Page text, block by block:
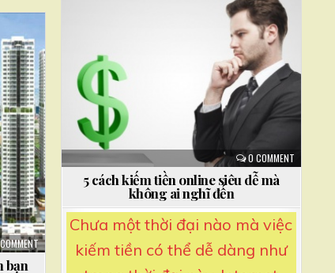
0 COMMENT
5 cách kiếm tiền online siêu dễ mà
không ai nghĩ đến
Chưa một thời đại nào mà việc
kiếm tiền có thể dễ dàng như
bạn